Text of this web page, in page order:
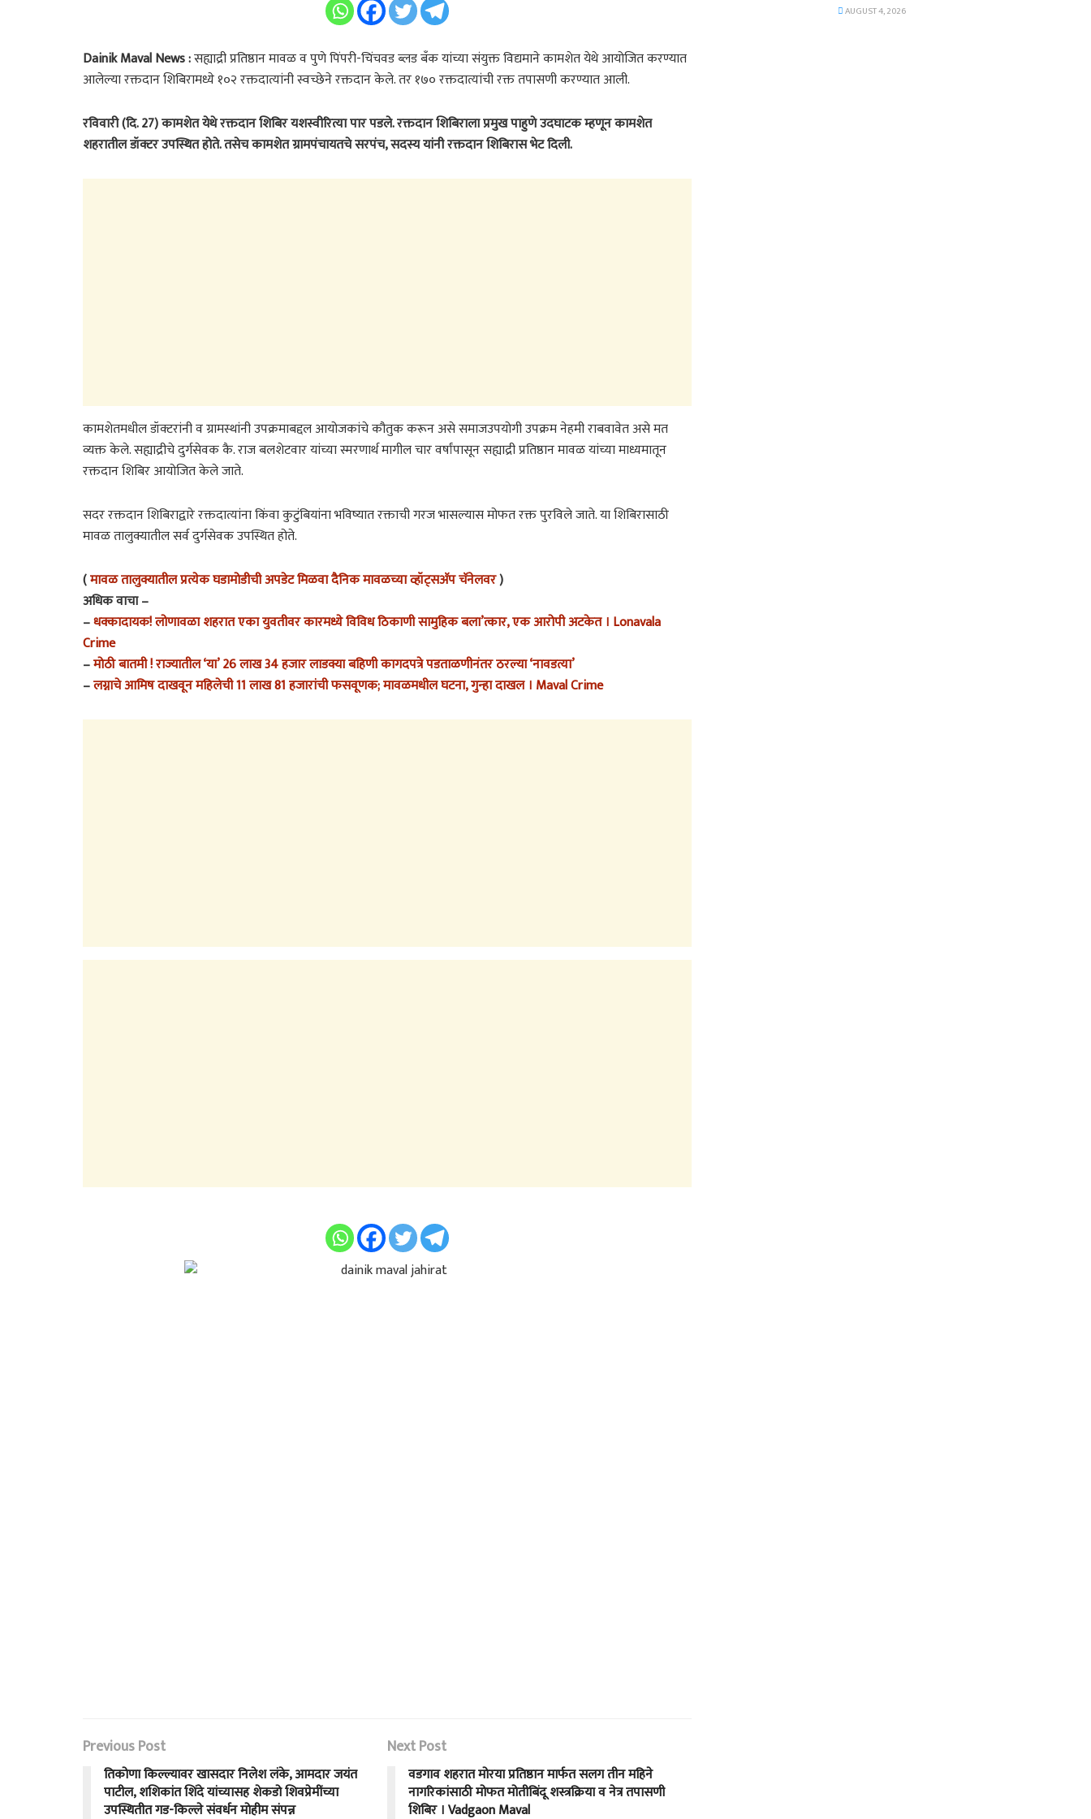
Dainik Maval News :सह्याद्री प्रतिष्ठान मावळ व पुणे पिंपरी-चिंचवड ब्लड बँक यांच्या संयुक्त विद्यमाने कामशेत येथे आयोजित करण्यात
आलेल्या रक्तदान शिबिरामध्ये १०२ रक्तदात्यांनी स्वच्छेने रक्तदान केले. तर १७० रक्तदात्यांची रक्त तपासणी करण्यात आली.
रविवारी (दि. 27) कामशेत येथे रक्तदान शिबिर यशस्वीरित्या पार पडले. रक्तदान शिबिराला प्रमुख पाहुणे उदघाटक म्हणून कामशेत
शहरातील डॉक्टर उपस्थित होते. तसेच कामशेत ग्रामपंचायतचे सरपंच, सदस्य यांनी रक्तदान शिबिरास भेट दिली.
कामशेतमधील डॉक्टरांनी व ग्रामस्थांनी उपक्रमाबद्दल आयोजकांचे कौतुक करून असे समाजउपयोगी उपक्रम नेहमी राबवावेत असे मत
व्यक्त केले. सह्याद्रीचे दुर्गसेवक कै. राज बलशेटवार यांच्या स्मरणार्थ मागील चार वर्षांपासून सह्याद्री प्रतिष्ठान मावळ यांच्या माध्यमातून
रक्तदान शिबिर आयोजित केले जाते.
सदर रक्तदान शिबिराद्वारे रक्तदात्यांना किंवा कुटुंबियांना भविष्यात रक्ताची गरज भासल्यास मोफत रक्त पुरविले जाते. या शिबिरासाठी
मावळ तालुक्यातील सर्व दुर्गसेवक उपस्थित होते.
(मावळ तालुक्यातील प्रत्येक घडामोडीची अपडेट मिळवा दैनिक मावळच्या व्हॉट्सअ‍ॅप चॅनेलवर)
अधिक वाचा –
–धक्कादायक! लोणावळा शहरात एका युवतीवर कारमध्ये विविध ठिकाणी सामुहिक बला’त्कार, एक आरोपी अटकेत । Lonavala
Crime
–मोठी बातमी ! राज्यातील ‘या’ 26 लाख 34 हजार लाडक्या बहिणी कागदपत्रे पडताळणीनंतर ठरल्या ‘नावडत्या’
–लग्नाचे आमिष दाखवून महिलेची 11 लाख 81 हजारांची फसवूणक; मावळमधील घटना, गुन्हा दाखल । Maval Crime
Previous Post
तिकोणा किल्ल्यावर खासदार निलेश लंके, आमदार जयंत
पाटील, शशिकांत शिंदे यांच्यासह शेकडो शिवप्रेमींच्या
उपस्थितीत गड-किल्ले संवर्धन मोहीम संपन्न
Next Post
वडगाव शहरात मोरया प्रतिष्ठान मार्फत सलग तीन महिने
नागरिकांसाठी मोफत मोतीबिंदू शस्त्रक्रिया व नेत्र तपासणी
शिबिर । Vadgaon Maval
AUGUST 4, 2026